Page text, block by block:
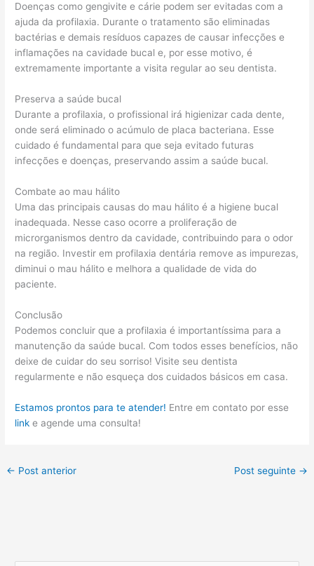
Doenças como gengivite e cárie podem ser evitadas com a
ajuda da profilaxia. Durante o tratamento são eliminadas
bactérias e demais resíduos capazes de causar infecções e
inflamações na cavidade bucal e, por esse motivo, é
extremamente importante a visita regular ao seu dentista.
Preserva a saúde bucal
Durante a profilaxia, o profissional irá higienizar cada dente,
onde será eliminado o acúmulo de placa bacteriana. Esse
cuidado é fundamental para que seja evitado futuras
infecções e doenças, preservando assim a saúde bucal.
Combate ao mau hálito
Uma das principais causas do mau hálito é a higiene bucal
inadequada. Nesse caso ocorre a proliferação de
microrganismos dentro da cavidade, contribuindo para o odor
na região. Investir em profilaxia dentária remove as impurezas,
diminui o mau hálito e melhora a qualidade de vida do
paciente.
Conclusão
Podemos concluir que a profilaxia é importantíssima para a
manutenção da saúde bucal. Com todos esses benefícios, não
deixe de cuidar do seu sorriso! Visite seu dentista
regularmente e não esqueça dos cuidados básicos em casa.
Estamos prontos para te atender! Entre em contato por esse
link e agende uma consulta!
← Post anterior Post seguinte →